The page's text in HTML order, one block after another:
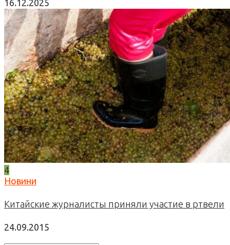
16.12.2025
4
Новини
Китайские журналисты приняли участие в ртвели
24.09.2015